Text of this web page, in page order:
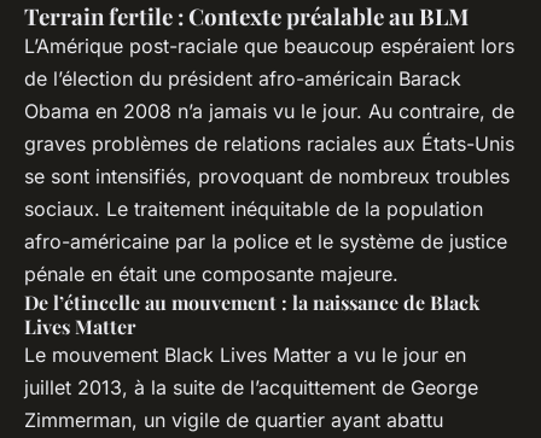
Terrain fertile : Contexte préalable au BLM
L’Amérique post-raciale que beaucoup espéraient lors
de l’élection du président afro-américain Barack
Obama en 2008 n’a jamais vu le jour. Au contraire, de
graves problèmes de relations raciales aux États-Unis
se sont intensifiés, provoquant de nombreux troubles
sociaux. Le traitement inéquitable de la population
afro-américaine par la police et le système de justice
pénale en était une composante majeure.
De l’étincelle au mouvement : la naissance de Black
Lives Matter
Le mouvement Black Lives Matter a vu le jour en
juillet 2013, à la suite de l’acquittement de George
Zimmerman, un vigile de quartier ayant abattu